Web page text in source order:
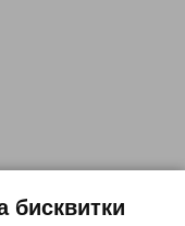
бисквитки